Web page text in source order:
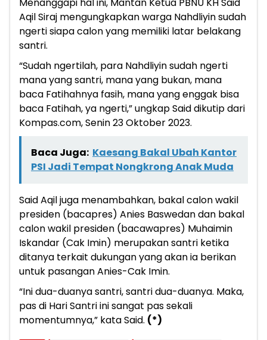
Aqil Siraj mengungkapkan warga Nahdliyin sudah
ngerti siapa calon yang memiliki latar belakang
santri.
“Sudah ngertilah, para Nahdliyin sudah ngerti
mana yang santri, mana yang bukan, mana
baca Fatihahnya fasih, mana yang enggak bisa
baca Fatihah, ya ngerti,” ungkap Said dikutip dari
Kompas.com, Senin 23 Oktober 2023.
Baca Juga: Kaesang Bakal Ubah Kantor
PSI Jadi Tempat Nongkrong Anak Muda
Said Aqil juga menambahkan, bakal calon wakil
presiden (bacapres) Anies Baswedan dan bakal
calon wakil presiden (bacawapres) Muhaimin
Iskandar (Cak Imin) merupakan santri ketika
ditanya terkait dukungan yang akan ia berikan
untuk pasangan Anies-Cak Imin.
“Ini dua-duanya santri, santri dua-duanya. Maka,
pas di Hari Santri ini sangat pas sekali
momentumnya,” kata Said. (*)